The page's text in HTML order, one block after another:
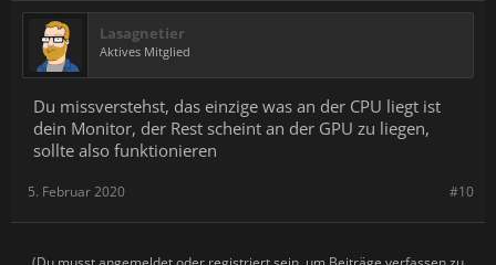
Lasagnetier
Aktives Mitglied
Du missverstehst, das einzige was an der CPU liegt ist
dein Monitor, der Rest scheint an der GPU zu liegen,
sollte also funktionieren
#10
5. Februar 2020